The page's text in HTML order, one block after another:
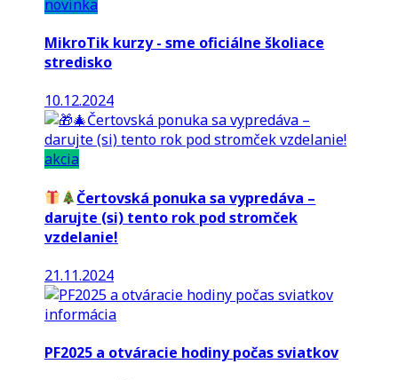
novinka
MikroTik kurzy - sme oficiálne školiace
stredisko
10.12.2024
akcia
Čertovská ponuka sa vypredáva –
darujte (si) tento rok pod stromček
vzdelanie!
21.11.2024
informácia
PF2025 a otváracie hodiny počas sviatkov